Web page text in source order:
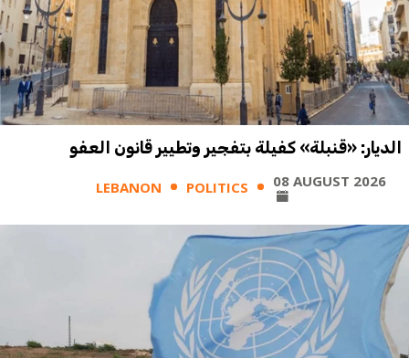
الديار: «قنبلة» كفيلة بتفجير وتطيير قانون العفو
LEBANON POLITICS 08 AUGUST 2026